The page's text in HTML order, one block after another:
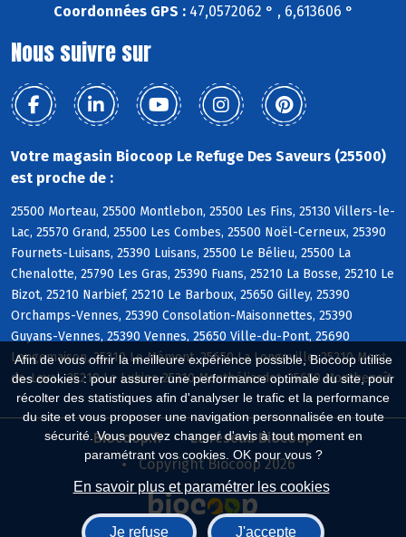
Afin de vous offrir la meilleure expérience possible, Biocoop utilise
des cookies : pour assurer une performance optimale du site, pour
récolter des statistiques afin d'analyser le trafic et la performance
du site et vous proposer une navigation personnalisée en toute
sécurité. Vous pouvez changer d'avis à tout moment en
paramétrant vos cookies. OK pour vous ?
En savoir plus et paramétrer les cookies
Je refuse J'accepte
Coordonnées GPS :47,0572062 ° , 6,613606 °
Nous suivre sur
Votre magasin Biocoop Le Refuge Des Saveurs (25500)
est proche de :
25500 Morteau, 25500 Montlebon, 25500 Les Fins, 25130 Villers-le-
Lac, 25570 Grand, 25500 Les Combes, 25500 Noël-Cerneux, 25390
Fournets-Luisans, 25390 Luisans, 25500 Le Bélieu, 25500 La
Chenalotte, 25790 Les Gras, 25390 Fuans, 25210 La Bosse, 25210 Le
Bizot, 25210 Narbief, 25210 Le Barboux, 25650 Gilley, 25390
Orchamps-Vennes, 25390 Consolation-Maisonnettes, 25390
Guyans-Vennes, 25390 Vennes, 25650 Ville-du-Pont, 25690
Longemaison, 25210 Le Mémont, 25650 La Longeville, 25210 Mont-
de-Laval, 25210 Le Luhier, 25210 Montbéliardot, 25650 Montbenoît
Biocoop.fr
Le réseau Biocoop
Copyright Biocoop 2026